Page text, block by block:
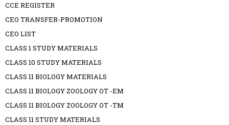
CCE REGISTER
CEO TRANSFER-PROMOTION
CEO LIST
CLASS 1 STUDY MATERIALS
CLASS 10 STUDY MATERIALS
CLASS 11 BIOLOGY MATERIALS
CLASS 11 BIOLOGY ZOOLOGY OT -EM
CLASS 11 BIOLOGY ZOOLOGY OT -TM
CLASS 11 STUDY MATERIALS